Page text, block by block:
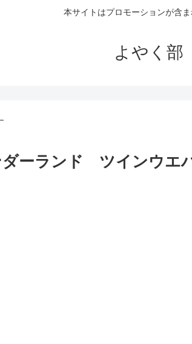
本サイトはプロモーションが含
よやく部
ダーランド ツインウ